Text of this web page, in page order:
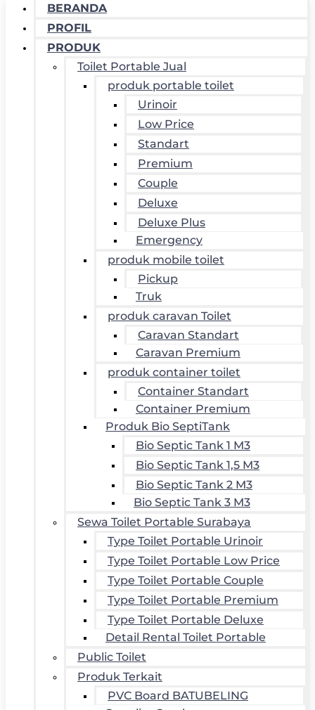
BERANDA
PROFIL
PRODUK
Toilet Portable Jual
produk portable toilet
Urinoir
Low Price
Standart
Premium
Couple
Deluxe
Deluxe Plus
Emergency
produk mobile toilet
Pickup
Truk
produk caravan Toilet
Caravan Standart
Caravan Premium
produk container toilet
Container Standart
Container Premium
Produk Bio SeptiTank
Bio Septic Tank 1 M3
Bio Septic Tank 1,5 M3
Bio Septic Tank 2 M3
Bio Septic Tank 3 M3
Sewa Toilet Portable Surabaya
Type Toilet Portable Urinoir
Type Toilet Portable Low Price
Type Toilet Portable Couple
Type Toilet Portable Premium
Type Toilet Portable Deluxe
Detail Rental Toilet Portable
Public Toilet
Produk Terkait
PVC Board BATUBELING